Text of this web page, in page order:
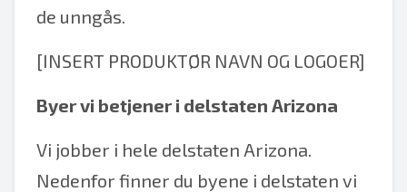
de unngås.
[INSERT PRODUKTØR NAVN OG LOGOER]
Byer vi betjener i delstaten Arizona
Vi jobber i hele delstaten Arizona.
Nedenfor finner du byene i delstaten vi